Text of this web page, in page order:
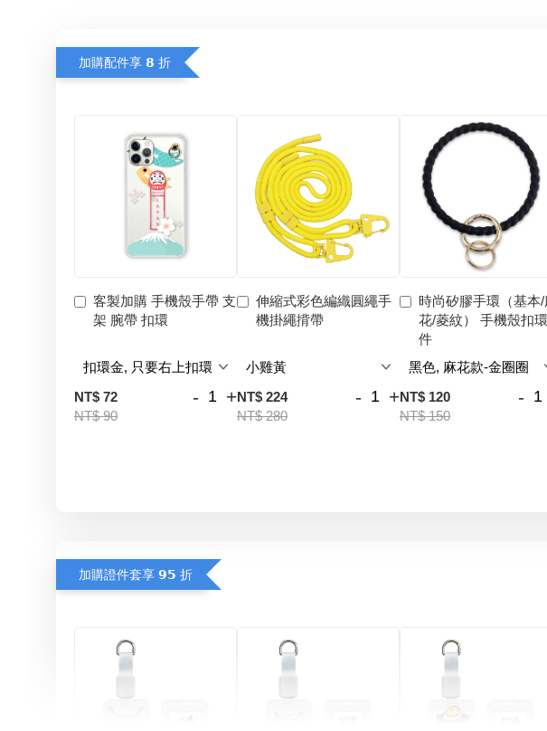
加購配件享 𝟴 折
客製加購 手機殼手帶 支
架 腕帶 扣環
NT$ 72
NT$ 90
- +
伸縮式彩色編織圓繩手
機掛繩揹帶
NT$ 224
NT$ 280
- +
時尚矽膠手環（基本/
花/菱紋） 手機殼扣
件
NT$ 120
NT$ 150
-
加購證件套享 𝟵𝟱 折